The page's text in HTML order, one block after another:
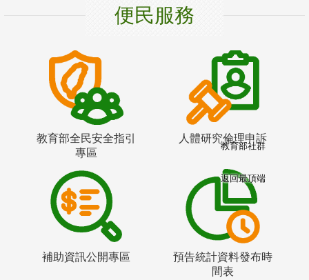
便民服務
教育部全民安全指引
專區
人體研究倫理申訴
補助資訊公開專區
預告統計資料發布時
間表
教育部社群
返回最頂端